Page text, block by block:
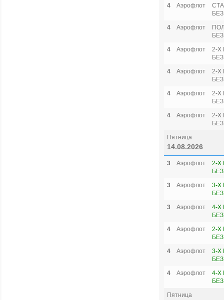
4
Аэрофлот
4
Аэрофлот
4
Аэрофлот
2-Х
4
Аэрофлот
2-Х
4
Аэрофлот
2-Х
4
Аэрофлот
2-Х
Пятница
14.08.2026
3 Аэрофлот
2-Х
3
Аэрофлот
3-Х
3
Аэрофлот
4-Х
4
Аэрофлот
2-Х
4
Аэрофлот
3-Х
4
Аэрофлот
4-Х
Пятница